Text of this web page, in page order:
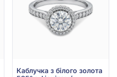
Каблучка з білого золота